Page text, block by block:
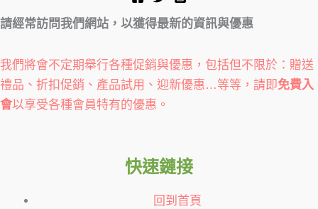
請經常訪問我們網站，以獲得最新的資訊與優惠
我們將會不定期舉行各種促銷與優惠，包括但不限於：贈送
禮品、折扣促銷、產品試用、迎新優惠…等等，請即免費入
會以享受各種會員特有的優惠。
快速鏈接
回到首頁